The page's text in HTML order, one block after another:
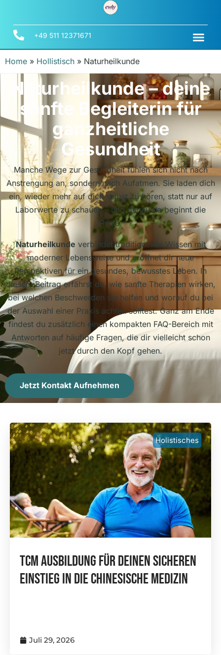
+49 511 12371671
Home » Hollistisch » Naturheilkunde
Naturheilkunde – deine
sanfte Begleiterin für
ganzheitliche
Gesundheit
Manche Wege zur Gesundheit fühlen sich nicht nach
Anstrengung an, sondern nach Aufatmen. Sie laden dich
ein, wieder mehr auf dich selbst zu hören, statt nur auf
Laborwerte zu schauen – und genau da beginnt die
Reise.
Naturheilkunde verbindet traditionelles Wissen mit
moderner Lebensweise und eröffnet dir neue
Perspektiven für ein gesundes, bewusstes Leben. In
diesem Beitrag erfährst du, wie sanfte Therapien wirken,
bei welchen Beschwerden sie helfen und worauf du bei
der Auswahl einer Praxis achten solltest. Ganz am Ende
findest du zusätzlich einen kompakten FAQ-Bereich mit
Antworten auf häufige Fragen, die dir vielleicht schon
jetzt durch den Kopf gehen.
Jetzt Kontakt Aufnehmen
Holistisches
TCM Ausbildung Für Deinen Sicheren
Einstieg In Die Chinesische Medizin
Juli 29, 2026